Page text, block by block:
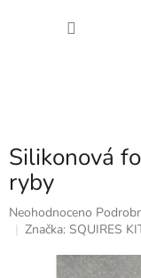
Silikonová
ryby
Průměrné
hodnocení
Neohodnoceno
Značka: SQUIRES